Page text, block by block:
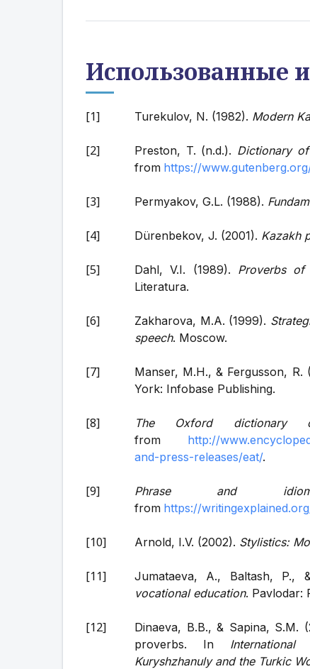
Использованные
Turekulov, N. (1982). Modern
Preston, T. (n.d.). Dictionary
from https://
Permyakov, G.L. (1988).
Dürenbekov, J. (2001). Kazakh
Dahl, V.I. (1989). Proverbs of
Literatura.
Zakharova, M.A. (1999).
speech. Moscow.
Manser, M.H., & Fergusson, R.
York: Infobase Publishing.
The Oxford
from http://
and-press-releases/eat/.
Phrase and
from https://
Arnold, I.V. (2002). Stylistics:
Jumataeva, A., Baltash, P.,
vocational education. Pavlodar:
Dinaeva, B.B., & Sapina, S.M.
proverbs. In
Kuryshzhanuly and the Turkic